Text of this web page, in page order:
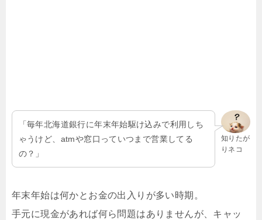
知りたが
りネコ
「毎年北海道銀行に年末年始駆け込みで利用しち
ゃうけど、atmや窓口っていつまで営業してる
の？」
年末年始は何かとお金の出入りが多い時期。
手元に現金があれば何ら問題はありませんが、キャッ